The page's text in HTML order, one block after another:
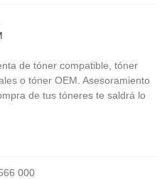
de tóner compatible, tóner
o tóner OEM. Asesoramiento
de tus tóneres te saldrá lo
000